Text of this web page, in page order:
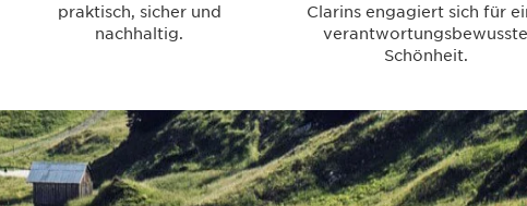
praktisch, sicher und
nachhaltig.
Clarins engagiert sich für
verantwortungsbewusste
Schönheit.